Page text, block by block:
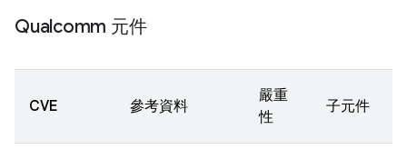
Qualcomm 元件
CVE 參考資料
嚴重
性
子元件